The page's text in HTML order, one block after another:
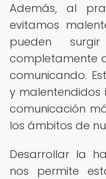
Además, al
evitamos
pueden
completamente
comunicando.
y malentendidos
comunicación
los ámbitos de
Desarrollar la
nos permite